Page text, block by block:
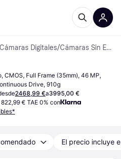
Cámaras Digitales/ Cámaras Sin Espejo
CMOS, Full Frame (35mm), 46 MP,
Drive, 910g
2468,99 €a3995,00 €
€ TAE 0% con
El precio incluye